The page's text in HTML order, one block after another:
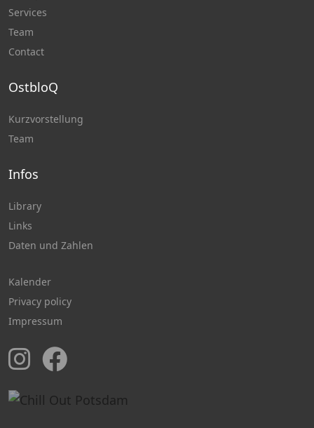
Services
Team
Contact
OstbloQ
Kurzvorstellung
Team
Infos
Library
Links
Daten und Zahlen
Kalender
Privacy policy
Impressum